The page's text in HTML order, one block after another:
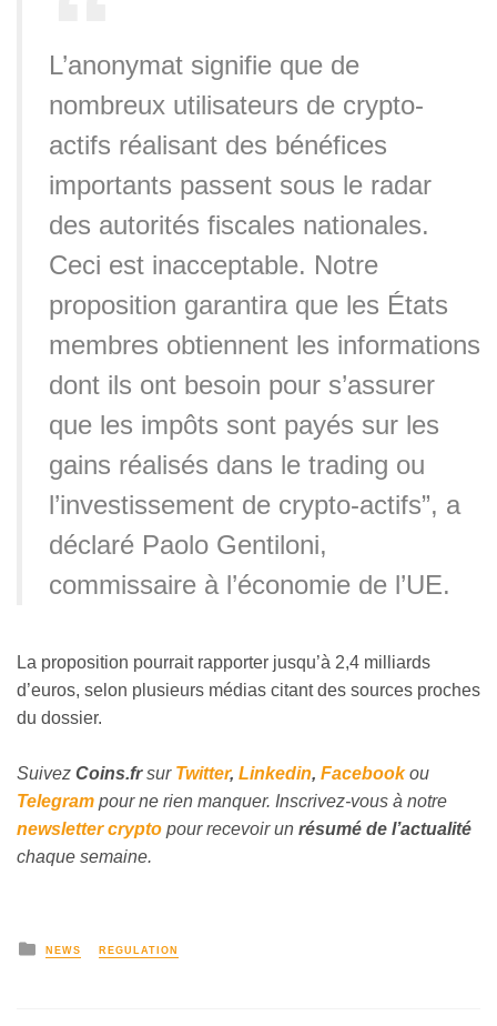
L’anonymat signifie que de
nombreux utilisateurs de crypto-
actifs réalisant des bénéfices
importants passent sous le radar
des autorités fiscales nationales.
Ceci est inacceptable. Notre
proposition garantira que les États
membres obtiennent les informations
dont ils ont besoin pour s’assurer
que les impôts sont payés sur les
gains réalisés dans le trading ou
l’investissement de crypto-actifs”, a
déclaré Paolo Gentiloni,
commissaire à l’économie de l’UE.
La proposition pourrait rapporter jusqu’à 2,4 milliards
d’euros, selon plusieurs médias citant des sources proches
du dossier.
Suivez Coins.frsur Twitter, Linkedin, Facebookou
Telegram pour ne rien manquer. Inscrivez-vous à notre
newsletter crypto pour recevoir un résumé de l’actualité
chaque semaine.
NEWS REGULATION